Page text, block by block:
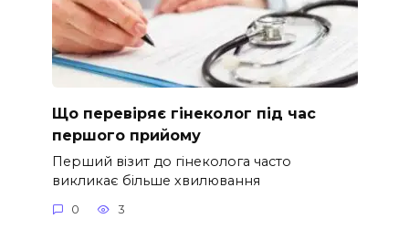
Що перевіряє гінеколог під час
першого прийому
Перший візит до гінеколога часто
викликає більше хвилювання
0 3